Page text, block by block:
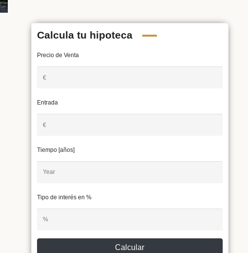
Calcula tu hipoteca
Precio de Venta
Entrada
Tiempo [años]
Tipo de interés en %
Calcular